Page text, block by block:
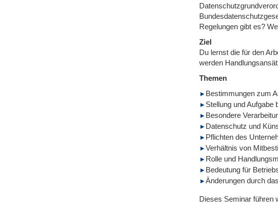
Regelungen gibt es?
Ziel
Du lernst die für den
werden
Themen
Bestimmungen zum
Stellung und Aufgabe
Besondere
Datenschutz und
Pflichten des
Verhältnis von
Rolle und
Bedeutung für
Änderungen durch
Dieses Seminar führen